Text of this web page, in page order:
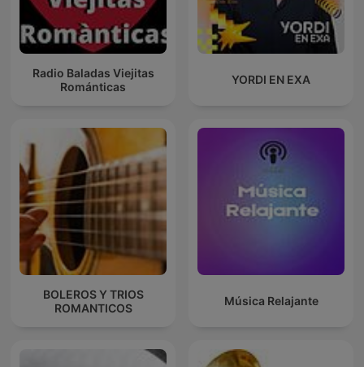
Radio Baladas Viejitas
Románticas
YORDI EN EXA
BOLEROS Y TRIOS
ROMANTICOS
Música Relajante